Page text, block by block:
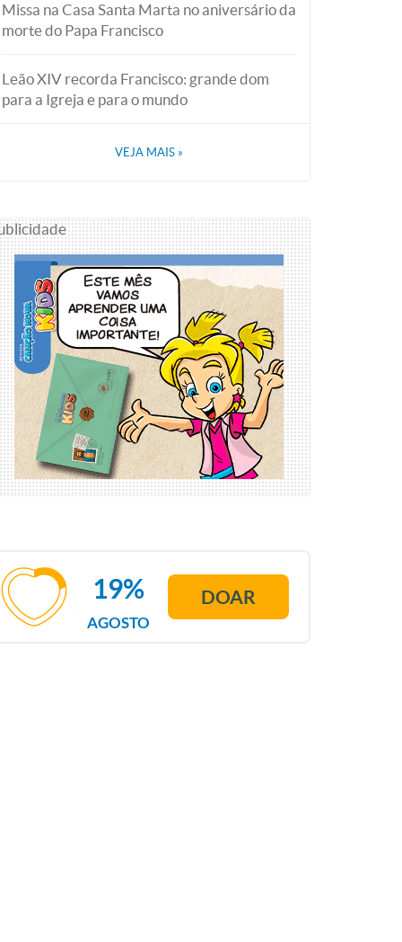
Missa na Casa Santa Marta no aniversário da
morte do Papa Francisco
Leão XIV recorda Francisco: grande dom
para a Igreja e para o mundo
VEJA MAIS »
AGOSTO
19% DOAR